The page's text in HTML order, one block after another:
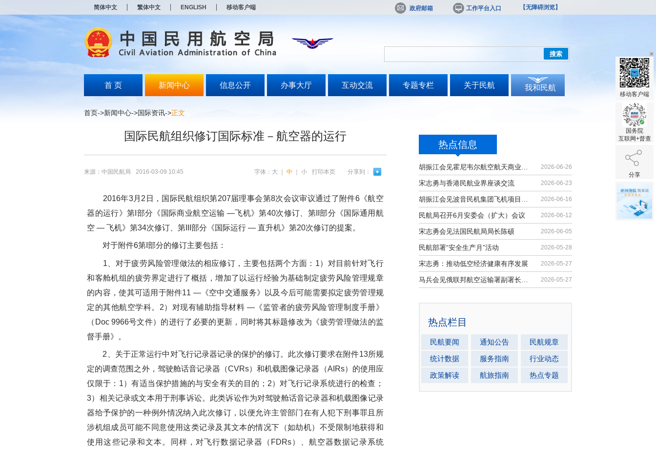
简体中文 繁体中文 ENGLISH 移动客户端 政府邮箱 工作平台入口 【无障碍浏览】
搜索
首 页 新闻中心 信息公开 办事大厅 互动交流 专题专栏 关于民航 我和民航
首页->新闻中心->国际资讯->正文
热点信息
2026-06-26
宋志勇与香港民航业界座谈交流 2026-06-23
2026-06-16
民航局召开6月安委会（扩大）会议 2026-06-12
宋志勇会见法国民航局局长陈硕 2026-06-05
民航部署“安全生产月”活动 2026-05-28
宋志勇：推动低空经济健康有序发展 2026-05-27
2026-05-27
热点栏目
民航要闻 通知公告
民航规章
统计数据
服务指南
行业动态
政策解读
航旅指南 热点专题
国际民航组织修订国际标准－航空器的运行
来源：中国民航局 2016-03-09 10:45 分享到：
打印本页
字体： 大 中 小
2016年3月2日，国际民航组织第207届理事会第8次会议审议通过了附件6《航空
器的运行》第I部分《国际商业航空运输 —飞机》第40次修订、第II部分《国际通用航
空 — 飞机》第34次修订、第III部分《国际运行 — 直升机》第20次修订的提案。
对于附件6第I部分的修订主要包括：
1、对于疲劳风险管理做法的相应修订，主要包括两个方面：1）对目前针对飞行
和客舱机组的疲劳界定进行了概括，增加了以运行经验为基础制定疲劳风险管理规章
的内容，使其可适用于附件11 —《空中交通服务》以及今后可能需要拟定疲劳管理规
定的其他航空学科。2）对现有辅助指导材料 —《监管者的疲劳风险管理制度手册》
（Doc 9966号文件）的进行了必要的更新，同时将其标题修改为《疲劳管理做法的监
督手册》。
2、关于正常运行中对飞行记录器记录的保护的修订。此次修订要求在附件13所规
定的调查范围之外，驾驶舱话音记录器（CVRs）和机载图像记录器（AIRs）的使用应
仅限于：1）有适当保护措施的与安全有关的目的；2）对飞行记录系统进行的检查；
3）相关记录或文本用于刑事诉讼。此类诉讼作为对驾驶舱话音记录器和机载图像记录
器给予保护的一种例外情况纳入此次修订，以便允许主管部门在有人犯下刑事罪且所
涉机组成员可能不同意使用这类记录及其文本的情况下（如劫机）不受限制地获得和
使用这些记录和文本。同样，对飞行数据记录器（FDRs）、航空器数据记录系统
移动客户端
国务院
互联网+督查
分享
打
无
障